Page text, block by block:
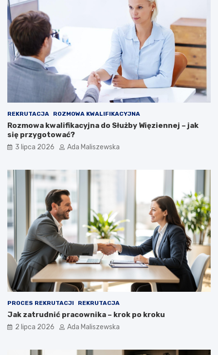
REKRUTACJA ROZMOWA KWALIFIKACYJNA
Rozmowa kwalifikacyjna do Służby Więziennej – jak
się przygotować?
3 lipca 2026 Ada Maliszewska
PROCES REKRUTACJI REKRUTACJA
Jak zatrudnić pracownika – krok po kroku
2 lipca 2026 Ada Maliszewska